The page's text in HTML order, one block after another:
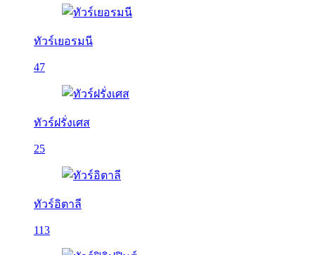
ทัวร์เยอรมนี
47
ทัวร์ฝรั่งเศส
25
ทัวร์อิตาลี
113